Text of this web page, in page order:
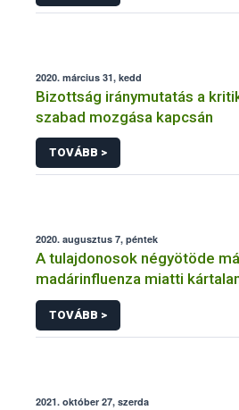
2020. március 31, kedd
Bizottság iránymutatás a
szabad mozgása kapcsán
TOVÁBB >
2020. augusztus 7, péntek
A tulajdonosok négyötöde
madárinfluenza miatti
TOVÁBB >
2021. október 27, szerda